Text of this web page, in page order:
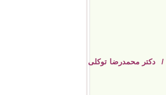
/ دکترمحمدرضا توکلى